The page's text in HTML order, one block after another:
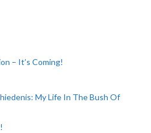
– It’s Coming!
My Life In The Bush Of